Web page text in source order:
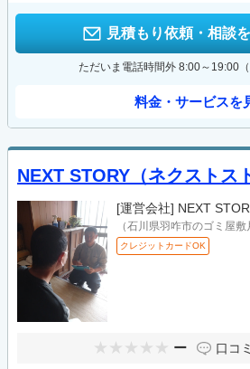
見積もり依頼・相談
ただいま電話時間外 8:00～19:00（
料金・サービスを
NEXT STORY（ネクストス
[運営会社] NEXT
（石川県羽咋市のゴミ屋敷
クレジットカードOK
ー 口コ